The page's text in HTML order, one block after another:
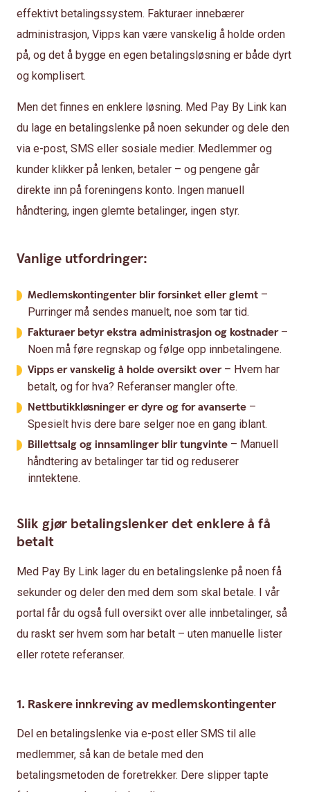
effektivt betalingssystem. Fakturaer innebærer
administrasjon, Vipps kan være vanskelig å holde orden
på, og det å bygge en egen betalingsløsning er både dyrt
og komplisert.
Men det finnes en enklere løsning. Med Pay By Link kan
du lage en betalingslenke på noen sekunder og dele den
via e-post, SMS eller sosiale medier. Medlemmer og
kunder klikker på lenken, betaler – og pengene går
direkte inn på foreningens konto. Ingen manuell
håndtering, ingen glemte betalinger, ingen styr.
Vanlige utfordringer:
Medlemskontingenter blir forsinket eller glemt –
Purringer må sendes manuelt, noe som tar tid.
Fakturaer betyr ekstra administrasjon og kostnader–
Noen må føre regnskap og følge opp innbetalingene.
Vipps er vanskelig å holde oversikt over – Hvem har
betalt, og for hva? Referanser mangler ofte.
Nettbutikkløsninger er dyre og for avanserte –
Spesielt hvis dere bare selger noe en gang iblant.
Billettsalg og innsamlinger blir tungvinte – Manuell
håndtering av betalinger tar tid og reduserer
inntektene.
Slik gjør betalingslenker det enklere å få
betalt
Med Pay By Link lager du en betalingslenke på noen få
sekunder og deler den med dem som skal betale. I vår
portal får du også full oversikt over alle innbetalinger, så
du raskt ser hvem som har betalt – uten manuelle lister
eller rotete referanser.
1. Raskere innkreving av medlemskontingenter
Del en betalingslenke via e-post eller SMS til alle
medlemmer, så kan de betale med den
betalingsmetoden de foretrekker. Dere slipper tapte